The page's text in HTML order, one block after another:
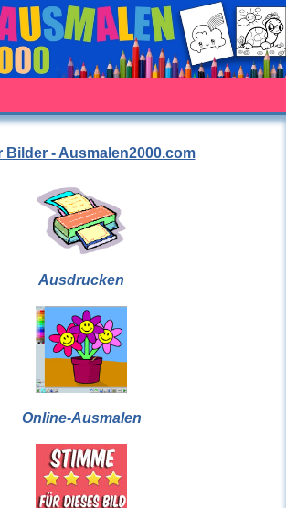
Bilder - Ausmalen2000.com
Ausdrucken
Online-Ausmalen